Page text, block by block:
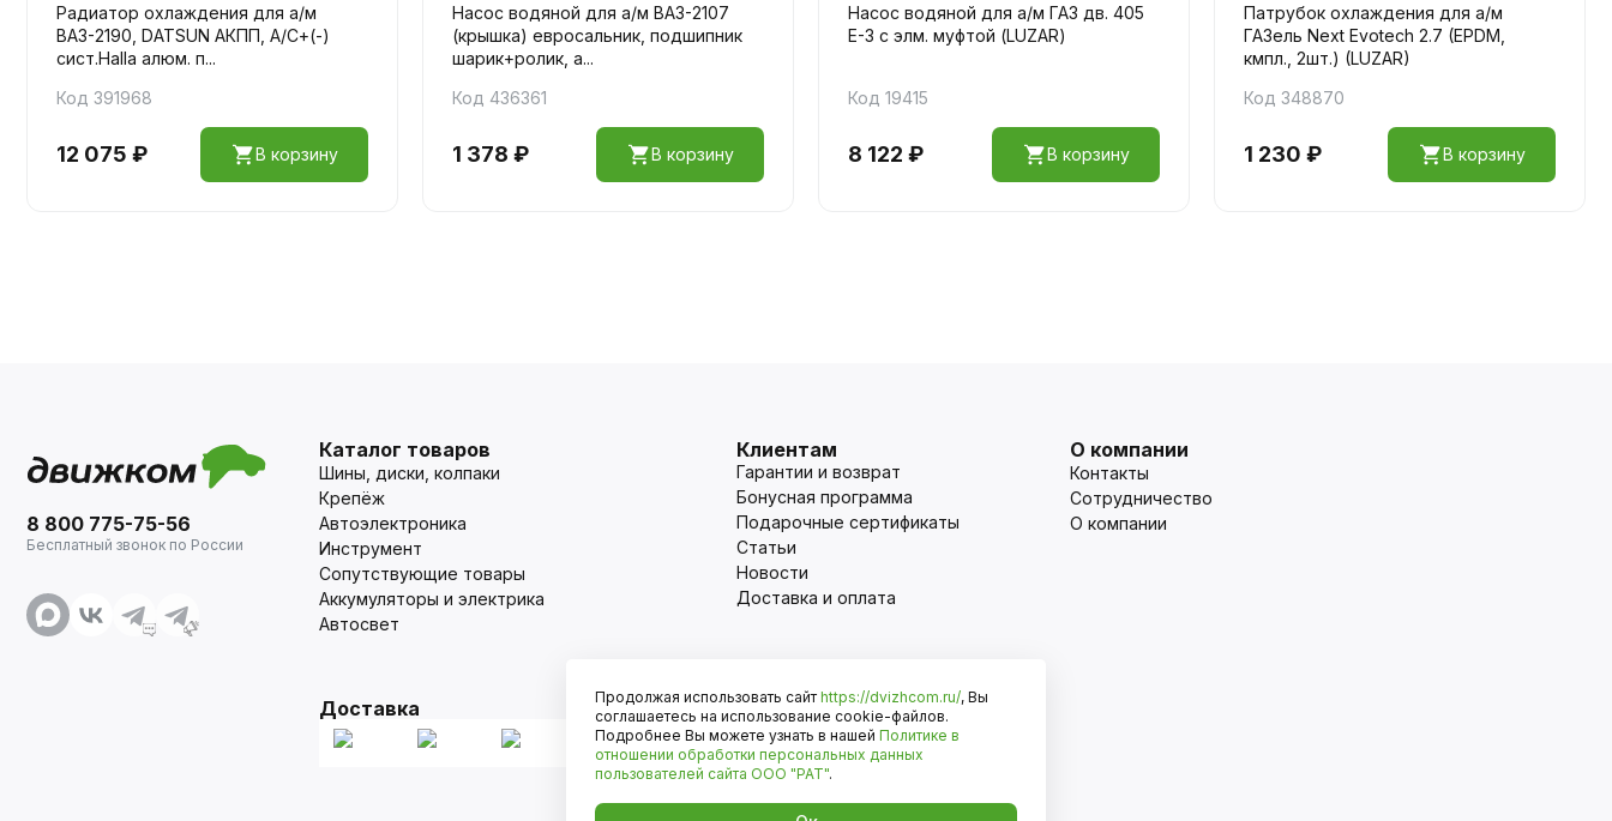
Радиатор охлаждения для а/м
ВАЗ-2190, DATSUN АКПП, А/С+(-)
сист.Halla алюм. п...
Код 391968
12 075 ₽ В корзину
Насос водяной для а/м ВАЗ-2107
(крышка) евросальник, подшипник
шарик+ролик, а...
Код 436361
1 378 ₽ В корзину
Насос водяной для а/м ГАЗ дв. 405
Е-3 с элм. муфтой (LUZAR)
Код 19415
8 122 ₽ В корзину
Патрубок охлаждения для а/м
ГАЗель Next Evotech 2.7 (EPDM,
кмпл., 2шт.) (LUZAR)
Код 348870
1 230 ₽ В корзину
8 800 775-75-56
Бесплатный звонок по России
Каталог товаров
Шины, диски, колпаки
Крепёж
Автоэлектроника
Инструмент
Сопутствующие товары
Аккумуляторы и электрика
Автосвет
Клиентам
Гарантии и возврат
Бонусная программа
Подарочные сертификаты
Статьи
Новости
Доставка и оплата
О компании
Контакты
Сотрудничество
О компании
Доставка Оплата
Продолжая использовать сайт https://dvizhcom.ru/, Вы
соглашаетесь на использование cookie-файлов.
Подробнее Вы можете узнать в нашей Политике в
отношении обработки персональных данных
пользователей сайта ООО "РАТ".